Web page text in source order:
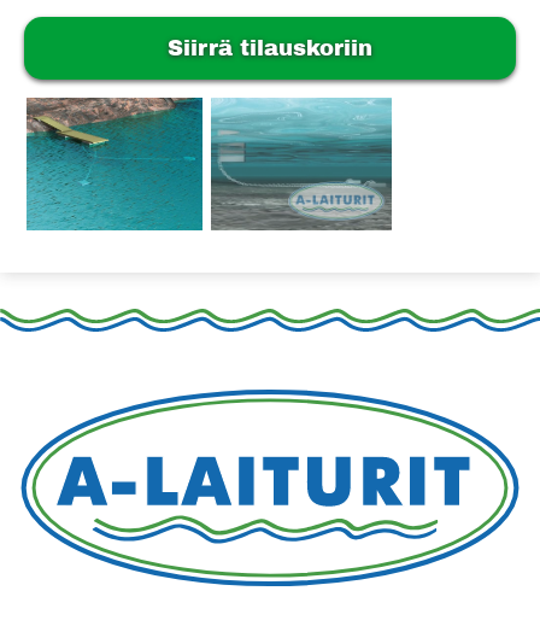
Siirrä tilauskoriin